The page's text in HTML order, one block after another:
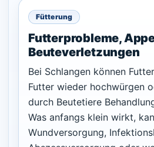
Fütterung
Futterprobleme,
Beuteverletzungen
Bei Schlangen können
Futter wieder hochwürgen
durch Beutetiere
Was anfangs klein wirkt,
Wundversorgung,